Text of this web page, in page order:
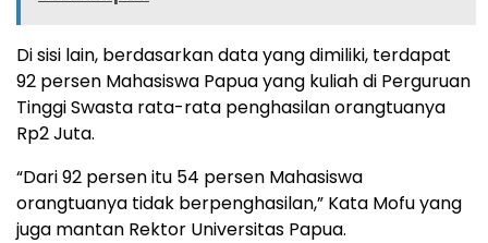
Di sisi lain, berdasarkan data yang dimiliki, terdapat
92 persen Mahasiswa Papua yang kuliah di Perguruan
Tinggi Swasta rata-rata penghasilan orangtuanya
Rp2 Juta.
“Dari 92 persen itu 54 persen Mahasiswa
orangtuanya tidak berpenghasilan,” Kata Mofu yang
juga mantan Rektor Universitas Papua.